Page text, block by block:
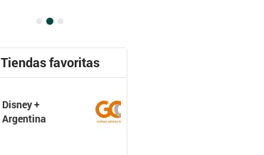
Tiendas favoritas
Gol Airlines